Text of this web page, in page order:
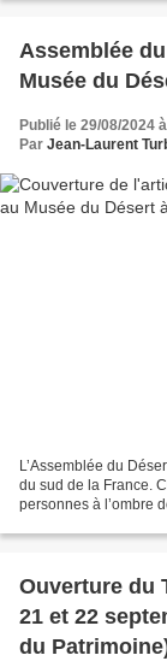
Assemblée
Musée du
Publié le 29/08/2024
Par Jean-Laurent
L’Assemblée du
du sud de la France.
personnes à l’ombre
Ouverture du
21 et 22
du